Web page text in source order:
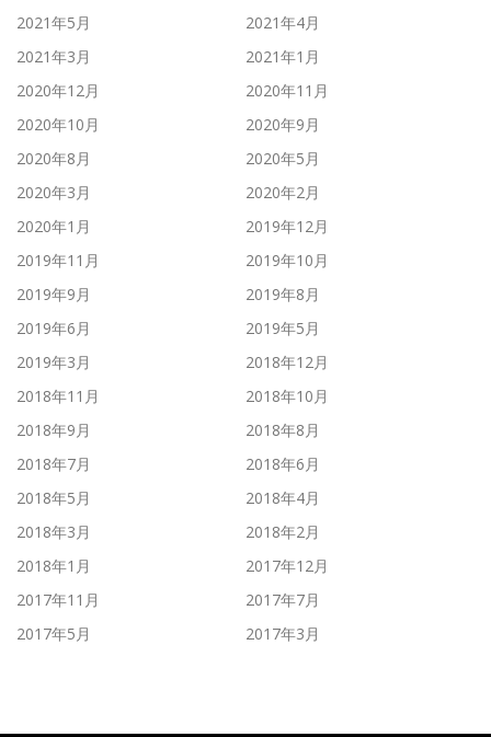
2021年5月
2021年4月
2021年3月
2021年1月
2020年12月
2020年11月
2020年10月
2020年9月
2020年8月
2020年5月
2020年3月
2020年2月
2020年1月
2019年12月
2019年11月
2019年10月
2019年9月
2019年8月
2019年6月
2019年5月
2019年3月
2018年12月
2018年11月
2018年10月
2018年9月
2018年8月
2018年7月
2018年6月
2018年5月
2018年4月
2018年3月
2018年2月
2018年1月
2017年12月
2017年11月
2017年7月
2017年5月
2017年3月